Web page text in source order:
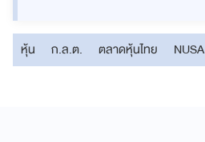
หุ้น ก.ล.ต. ตลาดหุ้นไทย NUSA